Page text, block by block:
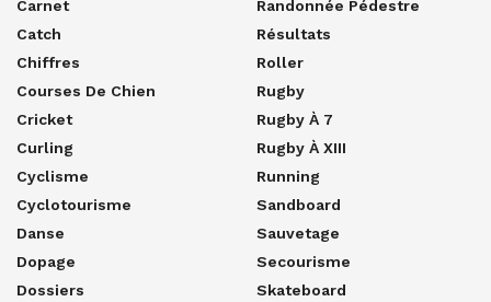
Carnet
Catch
Chiffres
Courses De Chien
Cricket
Curling
Cyclisme
Cyclotourisme
Danse
Dopage
Dossiers
Randonnée Pédestre
Résultats
Roller
Rugby
Rugby À 7
Rugby À XIII
Running
Sandboard
Sauvetage
Secourisme
Skateboard